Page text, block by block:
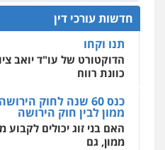
אחסון
מקצועיים לעורכי
מרכז
אסירים
לעורכי דין
חדשות עורכי דין
להגנה על עסקים קטנים
תנו וקחו
הדוקטורט של עו"ד יואב
כוונת רווח
כנס 60 שנה לחוק
ממון לבין חוק הירושה
האם בני זוג יכולים
ממון, גם